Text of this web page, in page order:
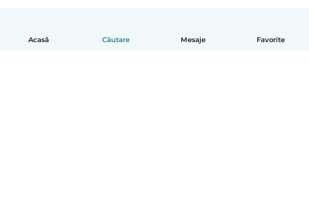
Acasă Căutare Mesaje Favorite